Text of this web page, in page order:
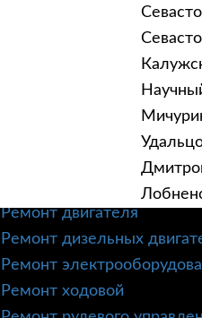
Техническое
Ремонт трансмиссии
Ремонт двигателя
Ремонт дизельных
Ремонт
Ремонт ходовой